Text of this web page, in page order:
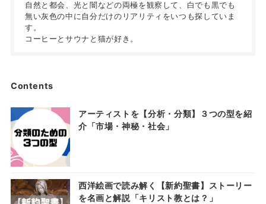
自然と都会、光と闇などの両極を観察して、白でも黒でも
無い灰色の中に自分だけのリアリティをいつも探していま
す。
コーヒーとサウナと猫が好き。
Contents
アーティストを【分析・分類】３つの型を紹
介「市場・神秘・社会」
西洋絵画で読み解く【新約聖書】ストーリー
を名画と解説「キリスト教とは？」